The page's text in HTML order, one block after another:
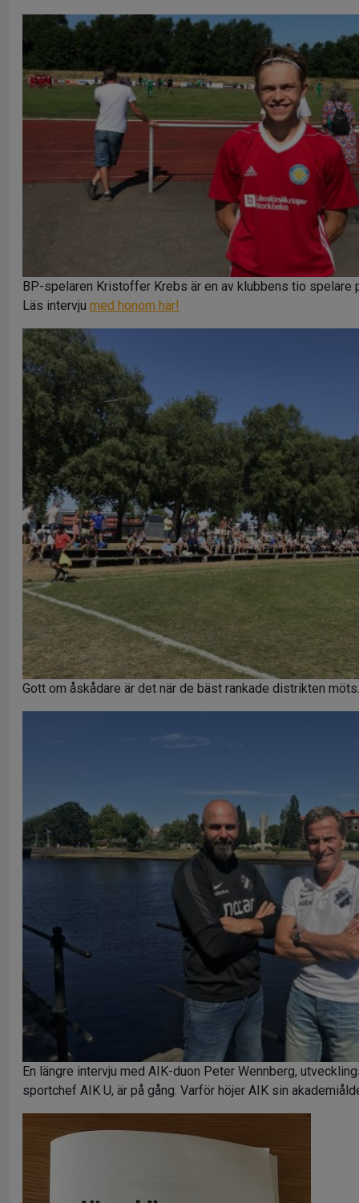
BP-spelaren Kristoffer Krebs är en av klubbens tio spelare
Läs intervju med honom här!
Gott om åskådare är det när de bäst rankade distrikten möts.
En längre intervju med AIK-duon Peter Wennberg,
sportchef AIK U, är på gång. Varför höjer AIK sin